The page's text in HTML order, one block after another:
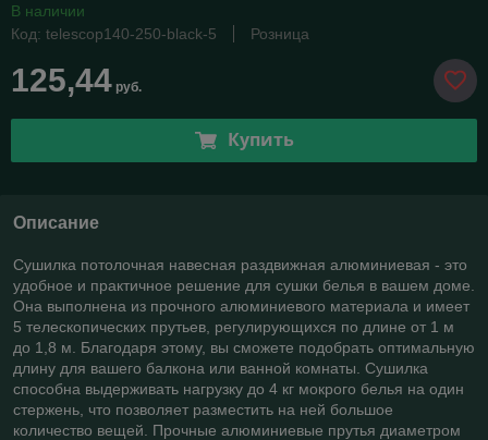
В наличии
Код: telescop140-250-black-5
Розница
125,44 руб.
Купить
Описание
Сушилка потолочная навесная раздвижная алюминиевая - это
удобное и практичное решение для сушки белья в вашем доме.
Она выполнена из прочного алюминиевого материала и имеет
5 телескопических прутьев, регулирующихся по длине от 1 м
до 1,8 м. Благодаря этому, вы сможете подобрать оптимальную
длину для вашего балкона или ванной комнаты. Сушилка
способна выдерживать нагрузку до 4 кг мокрого белья на один
стержень, что позволяет разместить на ней большое
количество вещей. Прочные алюминиевые прутья диаметром